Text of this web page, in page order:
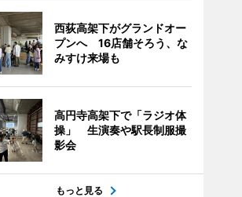
西荻高架下がグランドオー
プンへ 16店舗そろう、な
みすけ来場も
高円寺高架下で「ラジオ体
操」 生演奏や駅長制服撮
影会
もっと見る